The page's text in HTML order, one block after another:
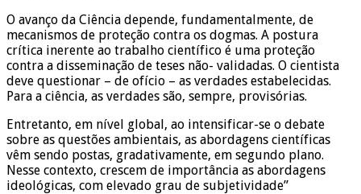
O avanço da Ciência depende, fundamentalmente, de
mecanismos de proteção contra os dogmas. A postura
crítica inerente ao trabalho científico é uma proteção
contra a disseminação de teses não- validadas. O cientista
deve questionar – de ofício – as verdades estabelecidas.
Para a ciência, as verdades são, sempre, provisórias.
Entretanto, em nível global, ao intensificar-se o debate
sobre as questões ambientais, as abordagens científicas
vêm sendo postas, gradativamente, em segundo plano.
Nesse contexto, crescem de importância as abordagens
ideológicas, com elevado grau de subjetividade”